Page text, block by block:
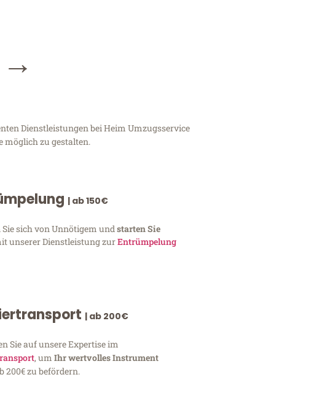
Dienstleistungen bei Heim Umzugsservice
möglich zu gestalten.
| ab 150€
Sie sich von Unnötigem undstarten Sie
unserer Dienstleistung zurEntrümpelung
| ab 200€
Sie auf unsere Expertise im
, um Ihr wertvolles Instrument
200€ zu befördern.